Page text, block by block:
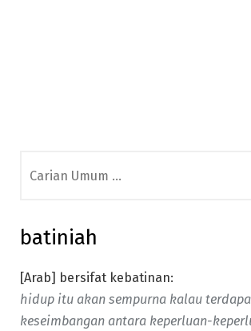
for:
batiniah
[Arab] bersifat kebatinan:
hidup itu akan sempurna kalau
keseimbangan antara keperluan-